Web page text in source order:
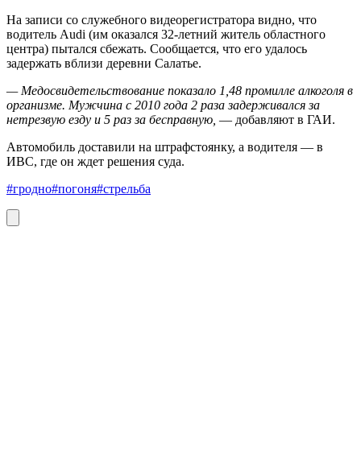
На записи со служебного видеорегистратора видно, что
водитель Audi (им оказался 32-летний житель областного
центра) пытался сбежать. Сообщается, что его удалось
задержать вблизи деревни Салатье.
— Медосвидетельствование показало 1,48 промилле алкоголя в
организме. Мужчина с 2010 года 2 раза задерживался за
нетрезвую езду и 5 раз за бесправную, — добавляют в ГАИ.
Автомобиль доставили на штрафстоянку, а водителя — в
ИВС, где он ждет решения суда.
#гродно#погоня#стрельба